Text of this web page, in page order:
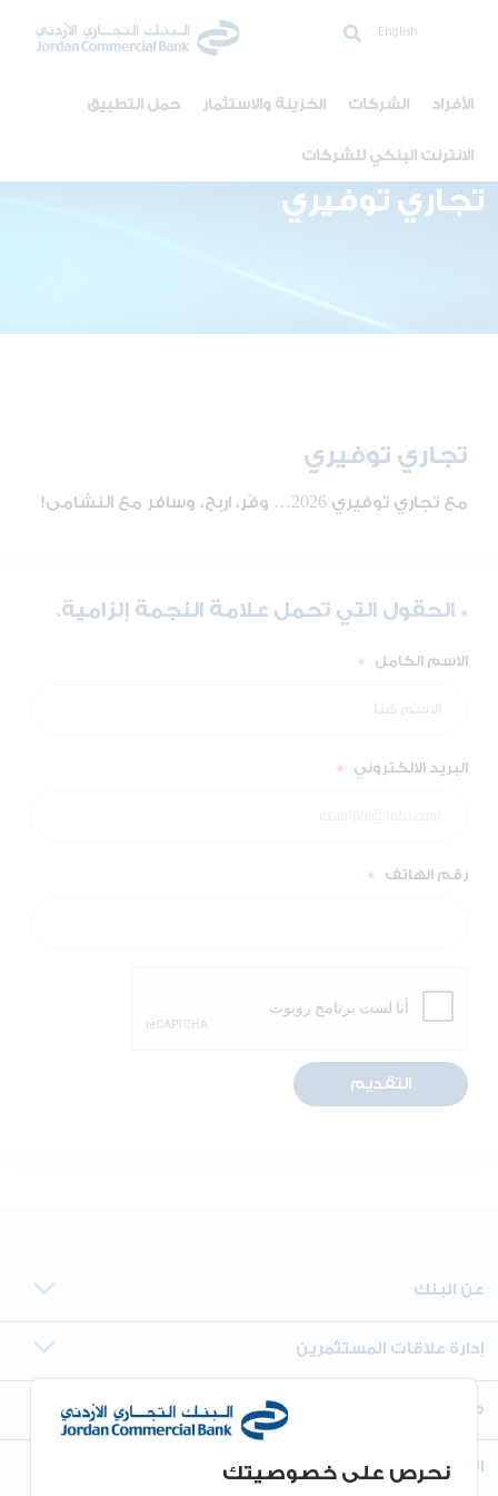
الأفراد الشركات الخزينة والاستثمار حمل التطبيق
الانترنت البنكي للشركات
English
تجاري توفيري
تجاري توفيري
مع تجاري توفيري 2026… وفّر، اربح، وسافر مع النشامى!
* الحقول التي تحمل علامة النجمة إلزامية.
الاسم الكامل *
البريد الالكتروني *
رقم الهاتف *
التقديم
عن البنك
إدارة علاقات المستثمرين
معلومات أخرى
اتصل بنانحرص على خصوصيتك